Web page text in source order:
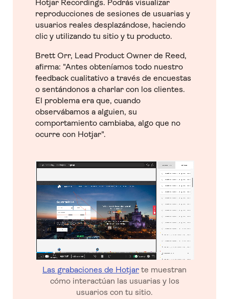
Hotjar Recordings. Podrás visualizar
reproducciones de sesiones de usuarias y
usuarios reales desplazándose, haciendo
clic y utilizando tu sitio y tu producto.
Brett Orr, Lead Product Owner de Reed,
afirma: "Antes obteníamos todo nuestro
feedback cualitativo a través de encuestas
o sentándonos a charlar con los clientes.
El problema era que, cuando
observábamos a alguien, su
comportamiento cambiaba, algo que no
ocurre con Hotjar".
Las grabaciones de Hotjar te muestran
cómo interactúan las usuarias y los
usuarios con tu sitio.